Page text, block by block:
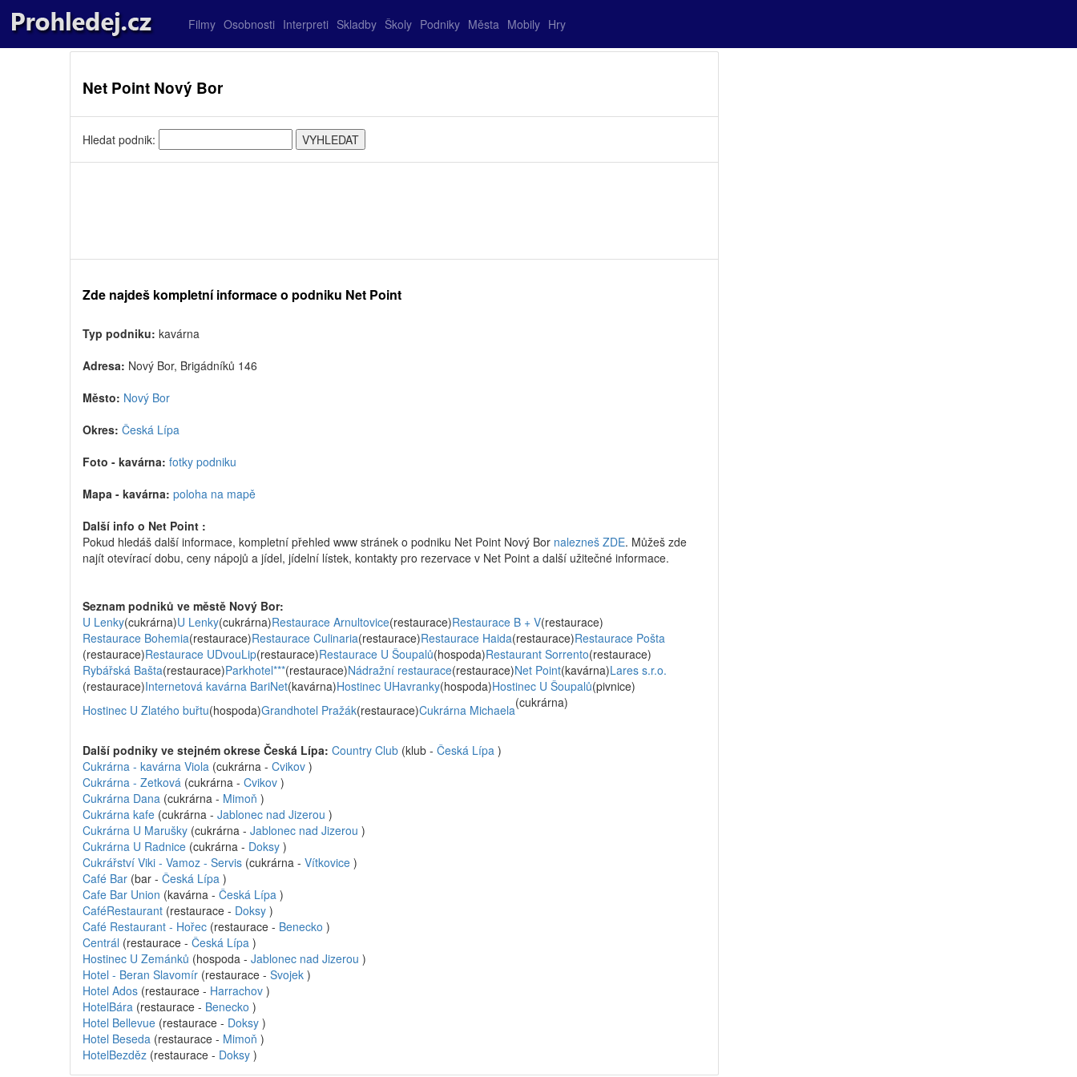
Filmy Osobnosti Interpreti Skladby Školy Podniky Města Mobily Hry
Net Point Nový Bor
Hledat podnik:
Zde najdeš kompletní informace o podniku Net Point
Typ podniku: kavárna
Adresa: Nový Bor, Brigádníků 146
Město: Nový Bor
Okres: Česká Lípa
Foto - kavárna: fotky podniku
Mapa - kavárna: poloha na mapě
Další info o Net Point :
Pokud hledáš další informace, kompletní přehled www stránek o podniku Net Point Nový Bor nalezneš ZDE. Můžeš zde
najít otevírací dobu, ceny nápojů a jídel, jídelní lístek, kontakty pro rezervace v Net Point a další užitečné informace.
Seznam podniků ve městě Nový Bor:
U Lenky(cukrárna)U Lenky(cukrárna)Restaurace Arnultovice(restaurace)Restaurace B + V(restaurace)
Restaurace Bohemia(restaurace)Restaurace Culinaria(restaurace)Restaurace Haida(restaurace)Restaurace Pošta
(restaurace)Restaurace UDvouLip(restaurace)Restaurace U Šoupalů(hospoda)Restaurant Sorrento(restaurace)
Rybářská Bašta(restaurace)Parkhotel***(restaurace)Nádražní restaurace(restaurace)Net Point(kavárna)Lares s.r.o.
(restaurace)Internetová kavárna BariNet(kavárna)Hostinec UHavranky(hospoda)Hostinec U Šoupalů(pivnice)
Hostinec U Zlatého buřtu(hospoda)Grandhotel Pražák(restaurace)Cukrárna Michaela(cukrárna)
Další podniky ve stejném okrese Česká Lípa: Country Club (klub - Česká Lípa )
Cukrárna - kavárna Viola (cukrárna - Cvikov )
Cukrárna - Zetková (cukrárna - Cvikov )
Cukrárna Dana (cukrárna - Mimoň )
Cukrárna kafe (cukrárna - Jablonec nad Jizerou )
Cukrárna U Marušky (cukrárna - Jablonec nad Jizerou )
Cukrárna U Radnice (cukrárna - Doksy )
Cukrářství Viki - Vamoz - Servis (cukrárna - Vítkovice )
Café Bar (bar - Česká Lípa )
Cafe Bar Union (kavárna - Česká Lípa )
CaféRestaurant (restaurace - Doksy )
Café Restaurant - Hořec (restaurace - Benecko )
Centrál (restaurace - Česká Lípa )
Hostinec U Zemánků (hospoda - Jablonec nad Jizerou )
Hotel - Beran Slavomír (restaurace - Svojek )
Hotel Ados (restaurace - Harrachov )
HotelBára (restaurace - Benecko )
Hotel Bellevue (restaurace - Doksy )
Hotel Beseda (restaurace - Mimoň )
HotelBezděz (restaurace - Doksy )